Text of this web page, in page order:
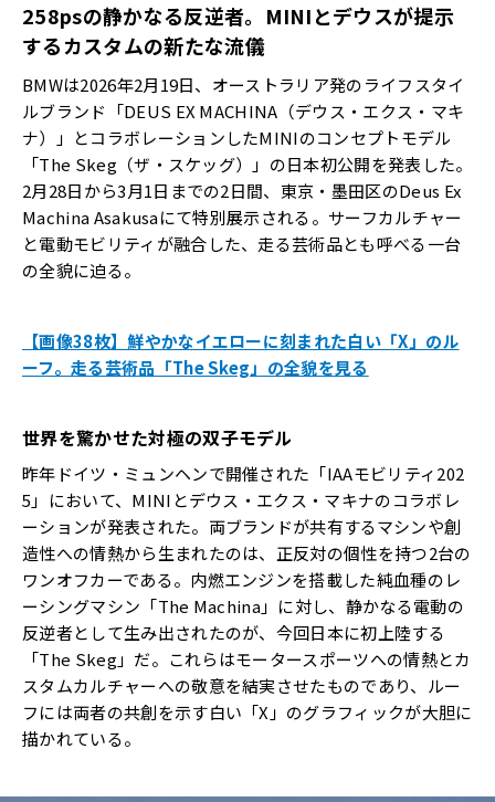
258psの静かなる反逆者。 MINIとデウスが提示
するカスタムの新たな流儀
BMWは2026年2月19日、オーストラリア発のライフスタイ
ルブランド「DEUS EX MACHINA（デウス・エクス・マキ
ナ）」とコラボレーションしたMINIのコンセプトモデル
「The Skeg（ザ・スケッグ）」の日本初公開を発表した。
2月28日から3月1日までの2日間、東京・墨田区のDeus Ex
Machina Asakusaにて特別展示される。サーフカルチャー
と電動モビリティが融合した、走る芸術品とも呼べる一台
の全貌に迫る。
【画像38枚】鮮やかなイエローに刻まれた白い「X」のル
ーフ。走る芸術品「The Skeg」の全貌を見る
世界を驚かせた対極の双子モデル
昨年ドイツ・ミュンヘンで開催された「IAAモビリティ202
5」において、MINIとデウス・エクス・マキナのコラボレ
ーションが発表された。両ブランドが共有するマシンや創
造性への情熱から生まれたのは、正反対の個性を持つ2台の
ワンオフカーである。内燃エンジンを搭載した純血種のレ
ーシングマシン「The Machina」に対し、静かなる電動の
反逆者として生み出されたのが、今回日本に初上陸する
「The Skeg」だ。これらはモータースポーツへの情熱とカ
スタムカルチャーへの敬意を結実させたものであり、ルー
フには両者の共創を示す白い「X」のグラフィックが大胆に
描かれている。